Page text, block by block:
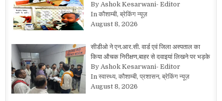
By Ashok Kesarwani- Editor
In कौशाम्बी, ब्रेकिंग न्यूज़
August 8, 2026
सीडीओ ने एन.आर.सी. वार्ड एवं जिला अस्पताल का
किया औचक निरीक्षण,बाहर से दवाइयां लिखने पर भड़के
By Ashok Kesarwani- Editor
In स्वास्थ्य, कौशाम्बी, प्रशासन, ब्रेकिंग न्यूज़
August 8, 2026